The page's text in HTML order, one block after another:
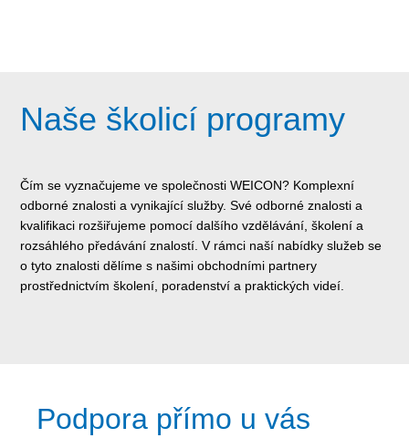
Naše školicí programy
Čím se vyznačujeme ve společnosti WEICON? Komplexní
odborné znalosti a vynikající služby. Své odborné znalosti a
kvalifikaci rozšiřujeme pomocí dalšího vzdělávání, školení a
rozsáhlého předávání znalostí. V rámci naší nabídky služeb se
o tyto znalosti dělíme s našimi obchodními partnery
prostřednictvím školení, poradenství a praktických videí.
Podpora přímo u vás